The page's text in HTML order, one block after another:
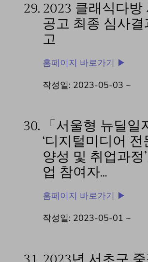
29. 2023 클래식다방
공고 최종 심사결
고
홈페이지 바로가기 ▶
작성일: 2023-05-03 ~
30.
「서울형 뉴딜일
‘디지털미디어 전
양성 및 취업과정
업 참여자…
홈페이지 바로가기 ▶
작성일: 2023-05-01 ~